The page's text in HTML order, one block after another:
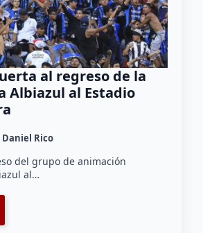
al regreso de la
Albiazul al Estadio
Daniel Rico
del grupo de animación
al…